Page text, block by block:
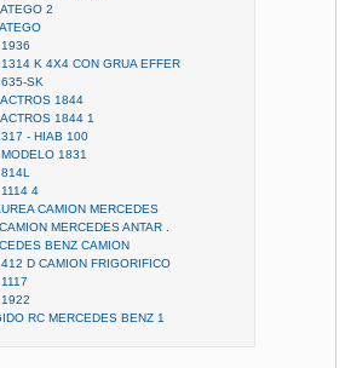
2
K 4X4 CON GRUA EFFER
SK
1844
1844 1
- HIAB 100
1831
4
CAMION MERCEDES
MERCEDES ANTAR .
BENZ CAMION
D CAMION FRIGORIFICO
RC MERCEDES BENZ 1